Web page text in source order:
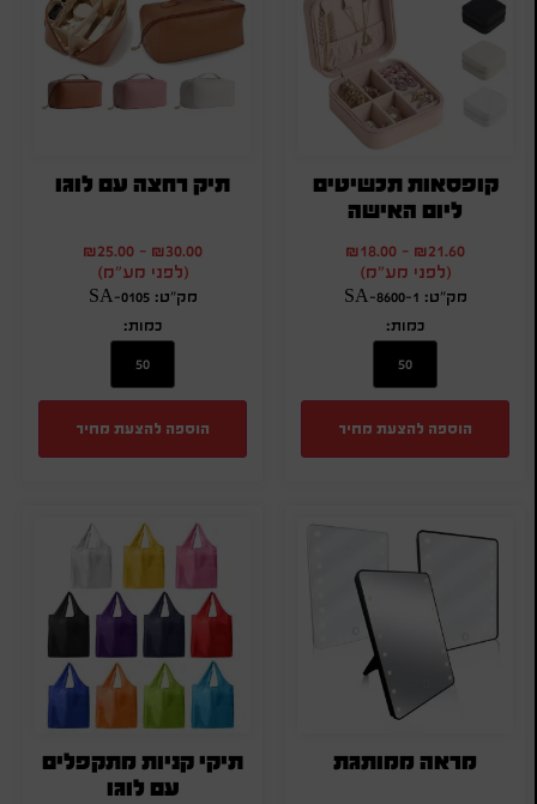
קופסאות תכשיטים
ליום האישה
₪21.60
-
₪18.00
(לפני מע"מ)
מק"ט: SA-8600-1
כמות:
הוספה להצעת מחיר
תיק רחצה עם לוגו
₪30.00
-
₪25.00
(לפני מע"מ)
מק"ט: SA-0105
כמות:
הוספה להצעת מחיר
מראה ממותגת
תיקי קניות מתקפלים
עם לוגו